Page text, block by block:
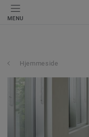
MENU
Hjemmeside